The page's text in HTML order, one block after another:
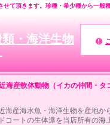
て頂きます。珍種・希少種から一般
・海洋生物
海産軟体動物（イカの仲間・タ
海産海水魚・海洋生物を産地か
コートの生体達を当店所有の海